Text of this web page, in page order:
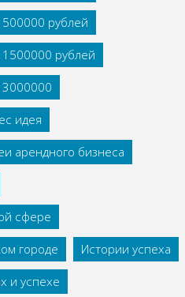
рублей
рублей
идея
арендного бизнеса
сфере
городе
Истории успеха
и успехе